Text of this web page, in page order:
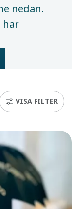
nedan.
har
VISA FILTER